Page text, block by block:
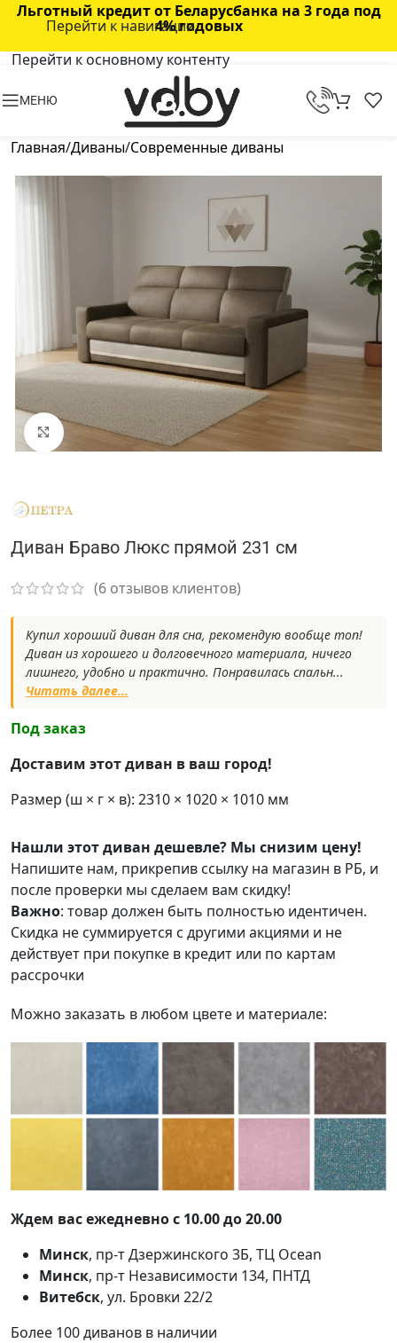
Перейти к навигации
Перейти к основному контенту
Льготный кредит от Беларусбанка на 3 года под
4% годовых
МЕНЮ
Главная/Диваны/Современные диваны
Нажмите, чтобы увеличить
Диван Браво Люкс прямой 231 см
(6 отзывов клиентов)
Купил хороший диван для сна, рекомендую вообще топ!
Диван из хорошего и долговечного материала, ничего
лишнего, удобно и практично. Понравилась спальн...
Читать далее...
Под заказ
Доставим этот диван в ваш город!
Размер (ш × г × в): 2310 × 1020 × 1010 мм
Нашли этот диван дешевле? Мы снизим цену!
Напишите нам, прикрепив ссылку на магазин в РБ, и
после проверки мы сделаем вам скидку!
Важно: товар должен быть полностью идентичен.
Скидка не суммируется с другими акциями и не
действует при покупке в кредит или по картам
рассрочки
Можно заказать в любом цвете и материале:
Ждем вас ежедневно с 10.00 до 20.00
Минск, пр-т Дзержинского 3Б, ТЦ Ocean
Минск, пр-т Независимости 134, ПНТД
Витебск, ул. Бровки 22/2
Более 100 диванов в наличии